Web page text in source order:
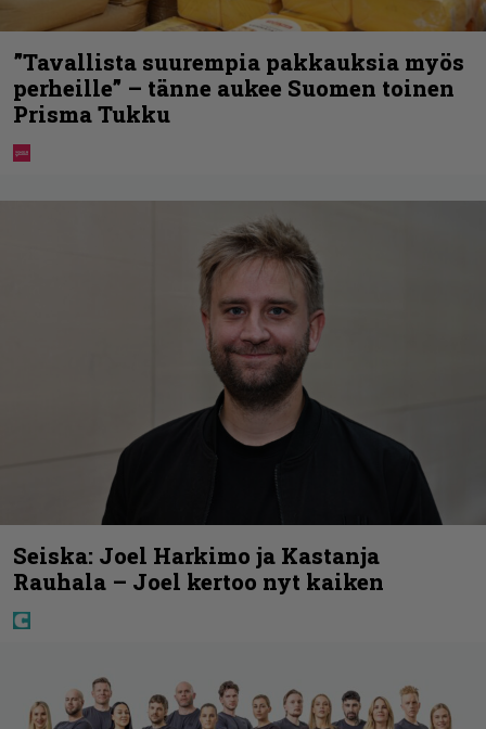
”Tavallista suurempia pakkauksia myös
perheille” – tänne aukee Suomen toinen
Prisma Tukku
Seiska: Joel Harkimo ja Kastanja
Rauhala – Joel kertoo nyt kaiken